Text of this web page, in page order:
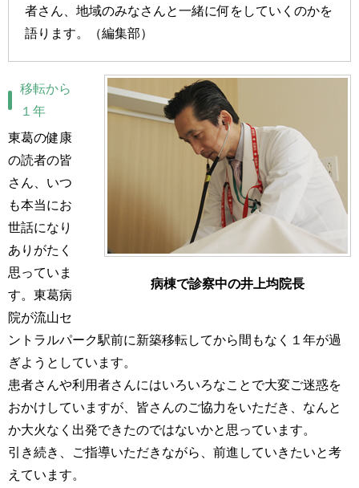
者さん、地域のみなさんと一緒に何をしていくのかを
語ります。（編集部）
病棟で診察中の井上均院長
移転から
１年
東葛の健康
の読者の皆
さん、いつ
も本当にお
世話になり
ありがたく
思っていま
す。東葛病
院が流山セ
ントラルパーク駅前に新築移転してから間もなく１年が過
ぎようとしています。
患者さんや利用者さんにはいろいろなことで大変ご迷惑を
おかけしていますが、皆さんのご協力をいただき、なんと
か大火なく出発できたのではないかと思っています。
引き続き、ご指導いただきながら、前進していきたいと考
えています。